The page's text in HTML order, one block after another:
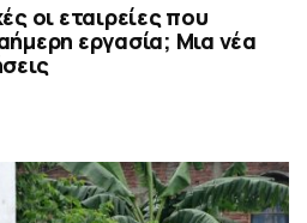
οι εταιρείες που
εργασία; Μια νέα